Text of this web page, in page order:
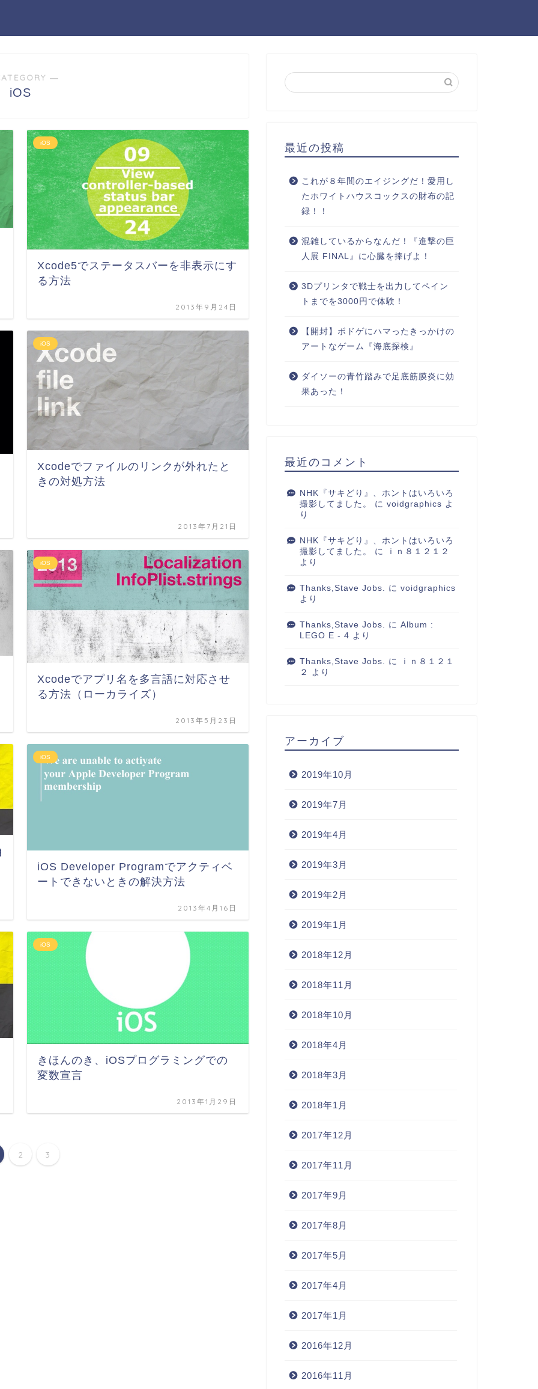
―
iOS
iOS
Xcode5でステータスバーを非表示にす
る方法
2013年9月24日
iOS
Xcodeでファイルのリンクが外れたと
きの対処方法
2013年7月21日
iOS
Xcodeでアプリ名を多言語に対応させ
る方法（ローカライズ）
2013年5月23日
iOS
iOS Developer Programでアクティベ
ートできないときの解決方法
2013年4月16日
iOS
きほんのき、iOSプログラミングでの
変数宣言
2013年1月29日
2 3
最近の投稿
これが８年間のエイジングだ！愛用し
たホワイトハウスコックスの財布の記
録！！
混雑しているからなんだ！『進撃の巨
人展 FINAL』に心臓を捧げよ！
3Dプリンタで戦士を出力してペイン
トまでを3000円で体験！
【開封】ボドゲにハマったきっかけの
アートなゲーム『海底探検』
ダイソーの青竹踏みで足底筋膜炎に効
果あった！
最近のコメント
NHK『サキどり』、ホントはいろいろ
撮影してました。
に voidgraphics よ
り
NHK『サキどり』、ホントはいろいろ
撮影してました。
に
ｉｎ８１２１２
より
Thanks,Stave Jobs. に voidgraphics
より
Thanks,Stave Jobs. に Album :
LEGO E - 4 より
Thanks,Stave Jobs. に
ｉｎ８１２１
２
より
アーカイブ
2019年10月
2019年7月
2019年4月
2019年3月
2019年2月
2019年1月
2018年12月
2018年11月
2018年10月
2018年4月
2018年3月
2018年1月
2017年12月
2017年11月
2017年9月
2017年8月
2017年5月
2017年4月
2017年1月
2016年12月
2016年11月